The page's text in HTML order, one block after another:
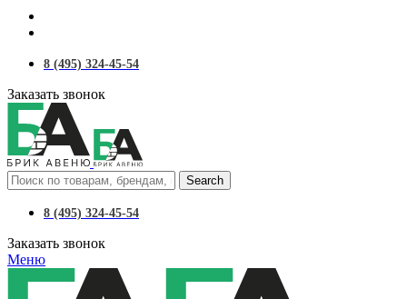
8 (495) 324-45-54
Заказать звонок
Search
8 (495) 324-45-54
Заказать звонок
Меню